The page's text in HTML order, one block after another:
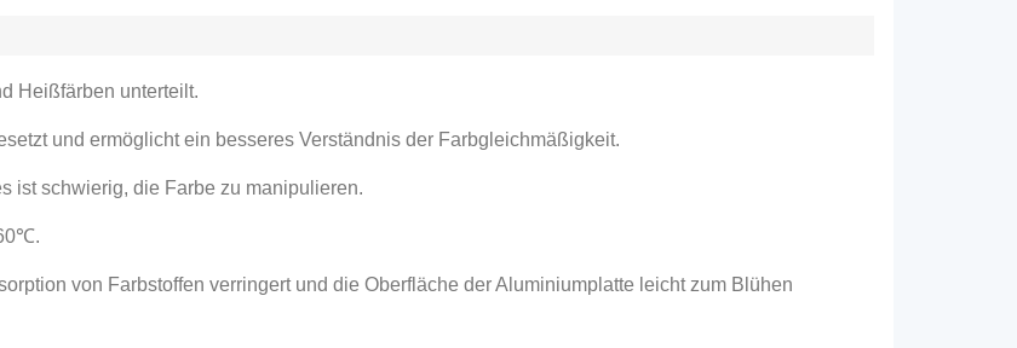
Heißfärben unterteilt.
und ermöglicht ein besseres Verständnis der Farbgleichmäßigkeit.
ist schwierig, die Farbe zu manipulieren.
von Farbstoffen verringert und die Oberfläche der Aluminiumplatte leicht zum Blühen